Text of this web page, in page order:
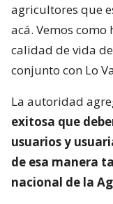
agricultores que
acá. Vemos
calidad de vida
conjunto con Lo
La autoridad
exitosa que
usuarios y
de esa manera
nacional de la